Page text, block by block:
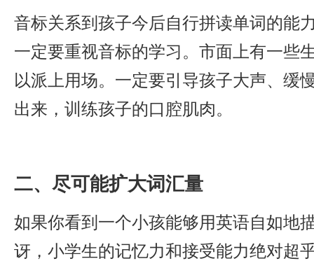
音标关系到孩子今后自行拼读单词的能
一定要重视音标的学习。市面上有一些
以派上用场。一定要引导孩子大声、缓
出来，训练孩子的口腔肌肉。
二、尽可能扩大词汇量
如果你看到一个小孩能够用英语自如地
讶，小学生的记忆力和接受能力绝对超